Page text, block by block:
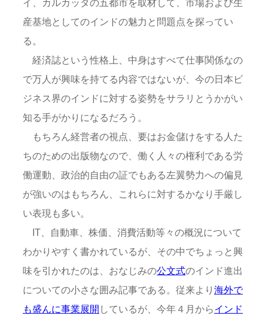
イ、カルカッタの五都市を取材して、市場および生
産基地としてのインドの魅力と問題点を探ってい
る。
経済誌という性格上、中身はすべて仕事関係なの
で万人が興味を持てる内容ではないが、今の日本ビ
ジネス界のインドに対する姿勢をサラリとうかがい
知る手がかりになるだろう。
もちろん経営者の視点、要はお金儲けをする人た
ちのための出版物なので、働く人々の権利である労
働運動、政治的自由の証でもある左翼勢力への偏見
が強いのはもちろん、これらに対するかなり手厳し
い表現も多い。
IT、自動車、株価、消費活動等々の概況について
わかりやすく書かれているが、その中でちょっと興
味を引かれたのは、おなじみの公文式のインド進出
についての小さな囲み記事である。従来より 海外で
も盛んに事業展開 しているが、今年４月からインド